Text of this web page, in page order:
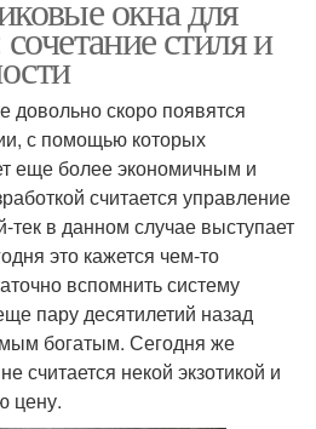
стиля и
довольно скоро появятся
с помощью которых
еще более экономичным и
считается управление
тек в данном случае выступает
это кажется чем-то
вспомнить систему
пару десятилетий назад
богатым. Сегодня же
считается некой экзотикой и
цену.